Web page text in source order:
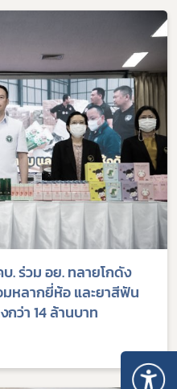
. ร่วม อย. ทลายโกดัง
มหลากยี่ห้อ และยาสีฟัน
ว่า 14 ล้านบาท